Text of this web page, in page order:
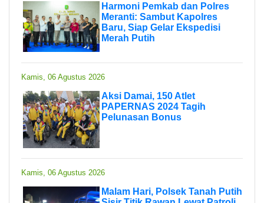
Harmoni Pemkab dan Polres
Meranti: Sambut Kapolres
Baru, Siap Gelar Ekspedisi
Merah Putih
Kamis, 06 Agustus 2026
Aksi Damai, 150 Atlet
PAPERNAS 2024 Tagih
Pelunasan Bonus
Kamis, 06 Agustus 2026
Malam Hari, Polsek Tanah Putih